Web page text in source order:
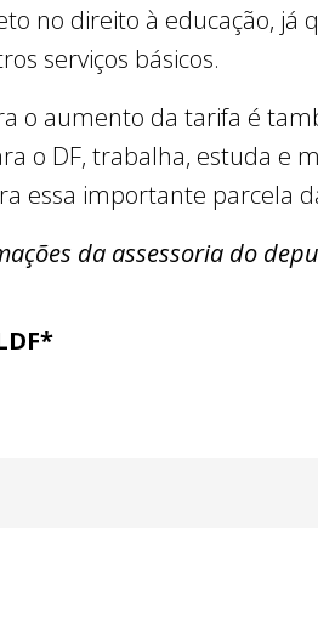
no direito à educação, já
serviços básicos.
o aumento da tarifa é
o DF, trabalha, estuda e
essa importante parcela
da assessoria do